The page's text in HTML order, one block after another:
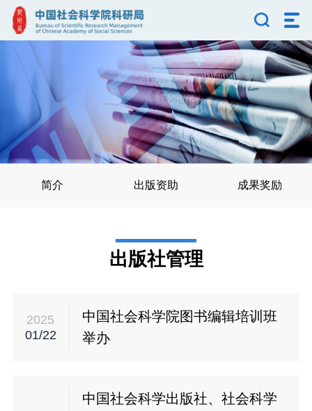
简介 出版资助 成果奖励
出版社管理
2025
01/22
中国社会科学院图书编辑培训班
举办
中国社会科学出版社、社会科学